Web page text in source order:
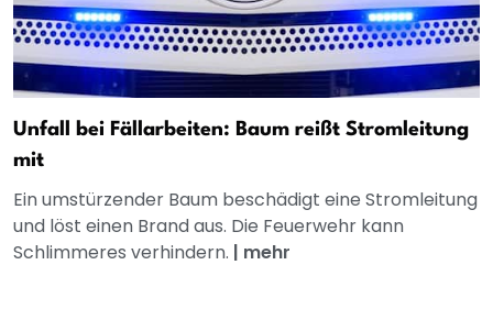
Unfall bei Fällarbeiten: Baum reißt Stromleitung
mit
Ein umstürzender Baum beschädigt eine Stromleitung
und löst einen Brand aus. Die Feuerwehr kann
Schlimmeres verhindern. | mehr